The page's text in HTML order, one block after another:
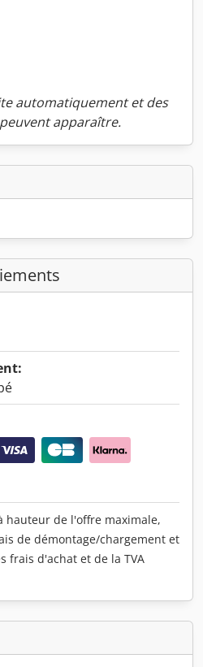
automatiquement et des
apparaître.
hauteur de l'offre maximale,
de démontage/chargement et
frais d'achat et de la TVA